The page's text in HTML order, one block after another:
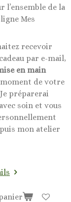
l’ensemble de la
Mes
recevoir
par e-mail,
en main
moment de votre
préparerai
soin et vous
mon atelier